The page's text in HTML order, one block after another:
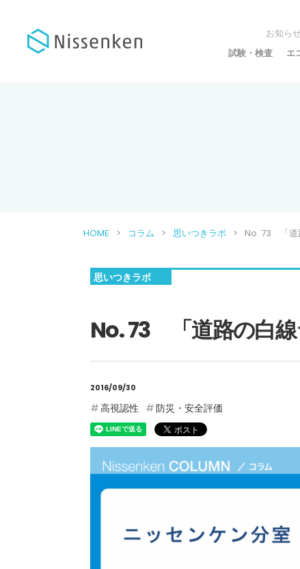
お知ら
試験・検査 エ
HOME コラム 思いつきラボ No. 73 「道
思いつきラボ
No. 73 「道路の白線
2016/09/30
高視認性 防災・安全評価